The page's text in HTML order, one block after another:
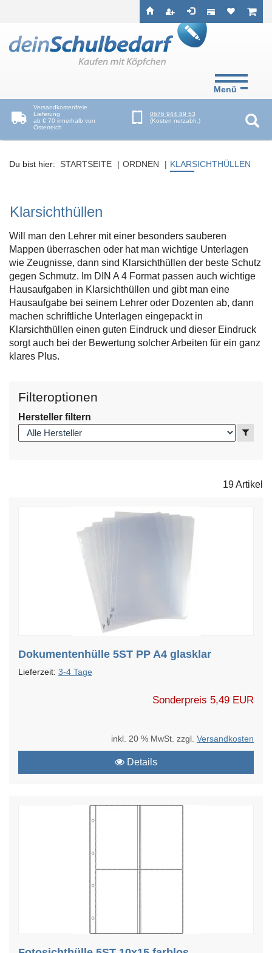
ist leerist
Menü
Versandkostenfreie
Lieferung
ab € 70 innerhalb von
Österreich
0676 944 89 53
(Kosten netzabh.)
Du bist hier: STARTSEITE ORDNEN KLARSICHTHÜLLEN
Klarsichthüllen
Will man den Lehrer mit einer besonders sauberen
Mappen überraschen oder hat man wichtige Unterlagen
wie Zeugnisse, dann sind Klarsichthüllen der beste Schutz
gegen Schmutz. Im DIN A 4 Format passen auch wichtige
Hausaufgaben in Klarsichthüllen und gibt man eine
Hausaufgabe bei seinem Lehrer oder Dozenten ab, dann
machen schriftliche Unterlagen eingepackt in
Klarsichthüllen einen guten Eindruck und dieser Eindruck
sorgt auch bei der Bewertung solcher Arbeiten für ein ganz
klares Plus.
Filteroptionen
Hersteller filtern
19 Artikel
Dokumentenhülle 5ST PP A4 glasklar
Lieferzeit: 3-4 Tage
Sonderpreis 5,49 EUR
inkl. 20 % MwSt. zzgl. Versandkosten
Details